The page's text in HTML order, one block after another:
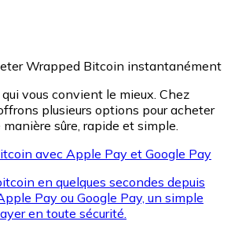
Wrapped Bitcoin instantanément
vous convient le mieux. Chez
plusieurs options pour acheter
sûre, rapide et simple.
avec Apple Pay et Google Pay
en quelques secondes depuis
Pay ou Google Pay, un simple
en toute sécurité.